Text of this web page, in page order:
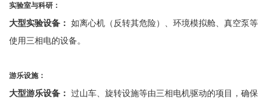
实验室与科研：
大型实验设备： 如离心机（反转其危险）、环境模拟舱、真空泵等
使用三相电的设备。
游乐设施：
大型游乐设备： 过山车、旋转设施等由三相电机驱动的项目，确保